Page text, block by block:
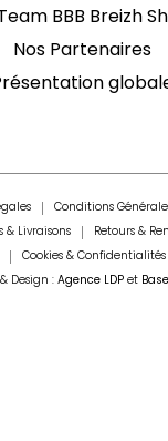
BBB Breizh
Nos Partenaires
Conditions
& Livraisons
Retours &
Cookies & Confidentialités
Design :Agence LDPet